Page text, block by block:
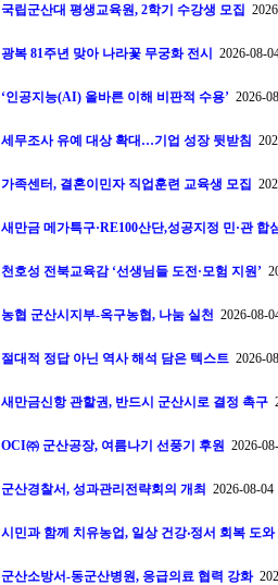
국립군산대 평생교육원, 2학기 수강생 모집
광복 81주년 맞아 나라꽃 무궁화 전시 2026-08-
‘인공지능(AI) 올바른 이해 비판적 수용’ 2026-
세무조사 유예 대상 확대…기업 성장 뒷받침
가족센터, 결혼이민자 직업훈련 교육생 모집
새만금 메가특구·RE100산단,성공지정 민·관 합
천호성 전북교육감 ‘선생님들 도전·모험 지원’
농협 군산시지부-옥구농협, 나눔 실천 2026-08-
절대적 정답 아닌 역사 해석 담은 텍스트 2026-
새만금신항 관할권, 반드시 군산시로 결정 촉구
OCI㈜ 군산공장, 여름나기 선풍기 후원 2026-
군산경찰서, 성과관리전략회의 개최 2026-08-04
시민과 함께 치유농업, 일상 건강‧정서 회복 도와
군산소방서-동군산병원, 응급의료 협력 강화